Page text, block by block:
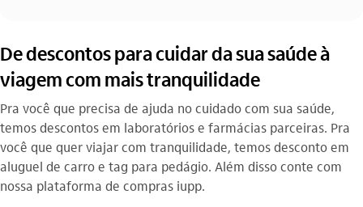
De descontos para cuidar da sua saúde à
viagem com mais tranquilidade
Pra você que precisa de ajuda no cuidado com sua saúde,
temos descontos em laboratórios e farmácias parceiras. Pra
você que quer viajar com tranquilidade, temos desconto em
aluguel de carro e tag para pedágio. Além disso conte com
nossa plataforma de compras iupp.​